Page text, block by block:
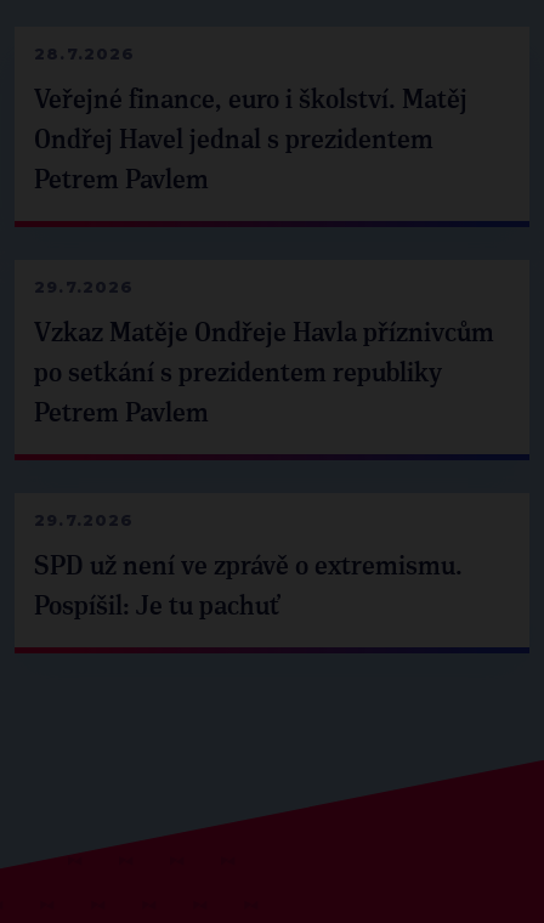
28.7.2026
Veřejné finance, euro i školství. Matěj
Ondřej Havel jednal s prezidentem
Petrem Pavlem
29.7.2026
Vzkaz Matěje Ondřeje Havla příznivcům
po setkání s prezidentem republiky
Petrem Pavlem
29.7.2026
SPD už není ve zprávě o extremismu.
Pospíšil: Je tu pachuť